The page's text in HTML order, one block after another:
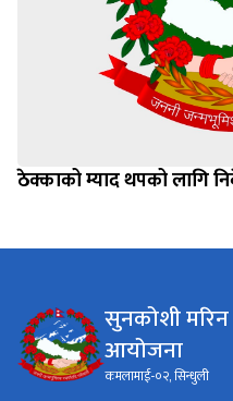
ठेक्काको म्याद थपको लागि
सुनकोशी मरिन
आयोजना
कमलामाई-०२, सिन्धुली